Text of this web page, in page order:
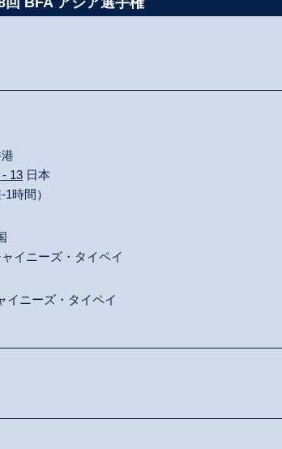
- 13 日本
時間）
イニーズ・タイペイ
イニーズ・タイペイ